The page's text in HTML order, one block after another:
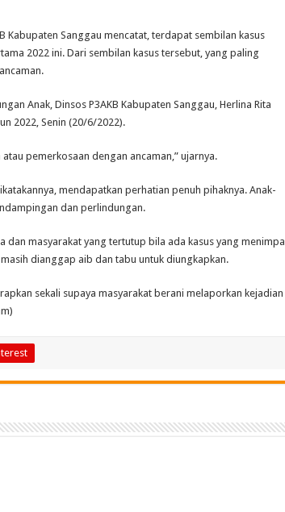
Kabupaten Sanggau mencatat, terdapat sembilan kasus
2022 ini. Dari sembilan kasus tersebut, yang paling
Anak, Dinsos P3AKB Kabupaten Sanggau, Herlina Rita
2022, Senin (20/6/2022).
pemerkosaan dengan ancaman,” ujarnya.
mendapatkan perhatian penuh pihaknya. Anak-
dan perlindungan.
dan masyarakat yang tertutup bila ada kasus yang menimpa
dianggap aib dan tabu untuk diungkapkan.
sekali supaya masyarakat berani melaporkan kejadian